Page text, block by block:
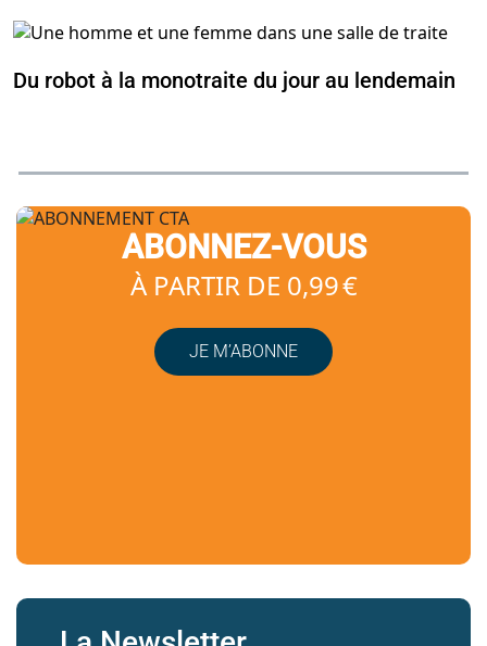
Du robot à la monotraite du jour au lendemain
ABONNEZ-VOUS
À PARTIR DE 0,99 €
JE M’ABONNE